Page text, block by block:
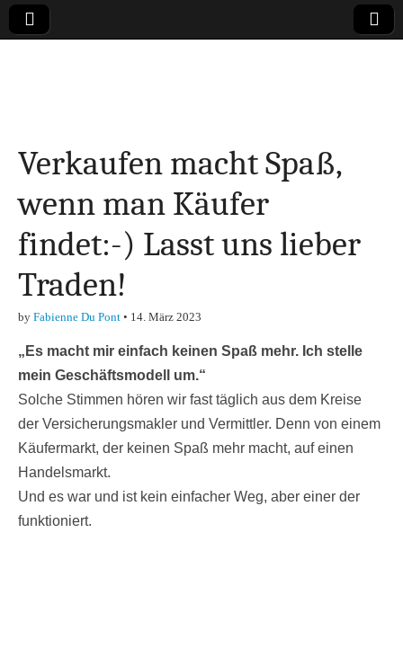
Finanzen,
Marketing-, Vertrieb-
& Investment-Tipps
Verkaufen macht Spaß,
wenn man Käufer
findet:-) Lasst uns lieber
Traden!
by Fabienne Du Pont • 14. März 2023
„Es macht mir einfach keinen Spaß mehr. Ich stelle
mein Geschäftsmodell um.“
Solche Stimmen hören wir fast täglich aus dem Kreise
der Versicherungsmakler und Vermittler. Denn von einem
Käufermarkt, der keinen Spaß mehr macht, auf einen
Handelsmarkt.
Und es war und ist kein einfacher Weg, aber einer der
funktioniert.